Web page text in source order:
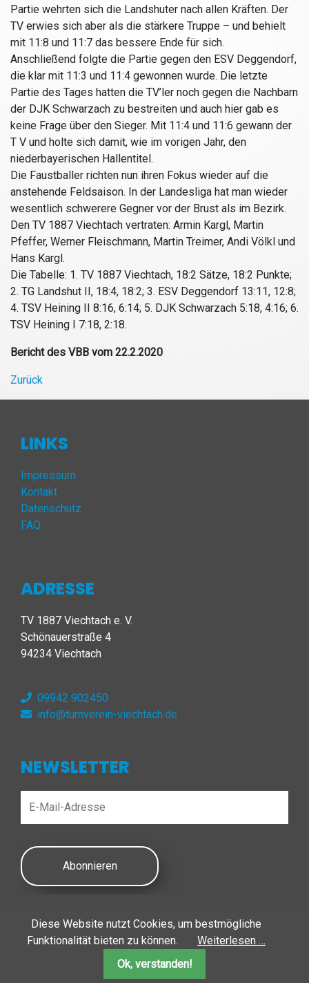
Diese Website nutzt Cookies, um bestmögliche
Funktionalität bieten zu können.
Weiterlesen …
Ok, verstanden!
Partie wehrten sich die Landshuter nach allen Kräften. Der
TV erwies sich aber als die stärkere Truppe – und behielt
mit 11:8 und 11:7 das bessere Ende für sich.
Anschließend folgte die Partie gegen den ESV Deggendorf,
die klar mit 11:3 und 11:4 gewonnen wurde. Die letzte
Partie des Tages hatten die TV’ler noch gegen die Nachbarn
der DJK Schwarzach zu bestreiten und auch hier gab es
keine Frage über den Sieger. Mit 11:4 und 11:6 gewann der
T V und holte sich damit, wie im vorigen Jahr, den
niederbayerischen Hallentitel.
Die Faustballer richten nun ihren Fokus wieder auf die
anstehende Feldsaison. In der Landesliga hat man wieder
wesentlich schwerere Gegner vor der Brust als im Bezirk.
Den TV 1887 Viechtach vertraten: Armin Kargl, Martin
Pfeffer, Werner Fleischmann, Martin Treimer, Andi Völkl und
Hans Kargl.
Die Tabelle: 1. TV 1887 Viechtach, 18:2 Sätze, 18:2 Punkte;
2. TG Landshut II, 18:4, 18:2; 3. ESV Deggendorf 13:11, 12:8;
4. TSV Heining II 8:16, 6:14; 5. DJK Schwarzach 5:18, 4:16; 6.
TSV Heining I 7:18, 2:18.
Bericht des VBB vom 22.2.2020
Zurück
LINKS
Impressum
Kontakt
Datenschutz
FAQ
ADRESSE
TV 1887 Viechtach e. V.
Schönauerstraße 4
94234 Viechtach
09942 902450
info@turnverein-viechtach.de
NEWSLETTER
Abonnieren
© 2026 Turnverein Viechtach | Alle Rechte vorbehalten